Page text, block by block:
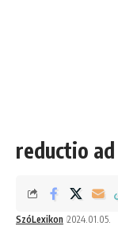
reductio
SzóLexikon 2024.01.05.